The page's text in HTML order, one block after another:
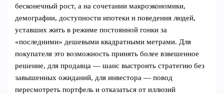
бесконечный рост, а на сочетании макроэкономики,
демографии, доступности ипотеки и поведения людей,
уставших жить в режиме постоянной гонки за
«последними» дешевыми квадратными метрами. Для
покупателя это возможность принять более взвешенное
решение, для продавца — шанс выстроить стратегию без
завышенных ожиданий, для инвестора — повод
пересмотреть портфель и отказаться от иллюзий